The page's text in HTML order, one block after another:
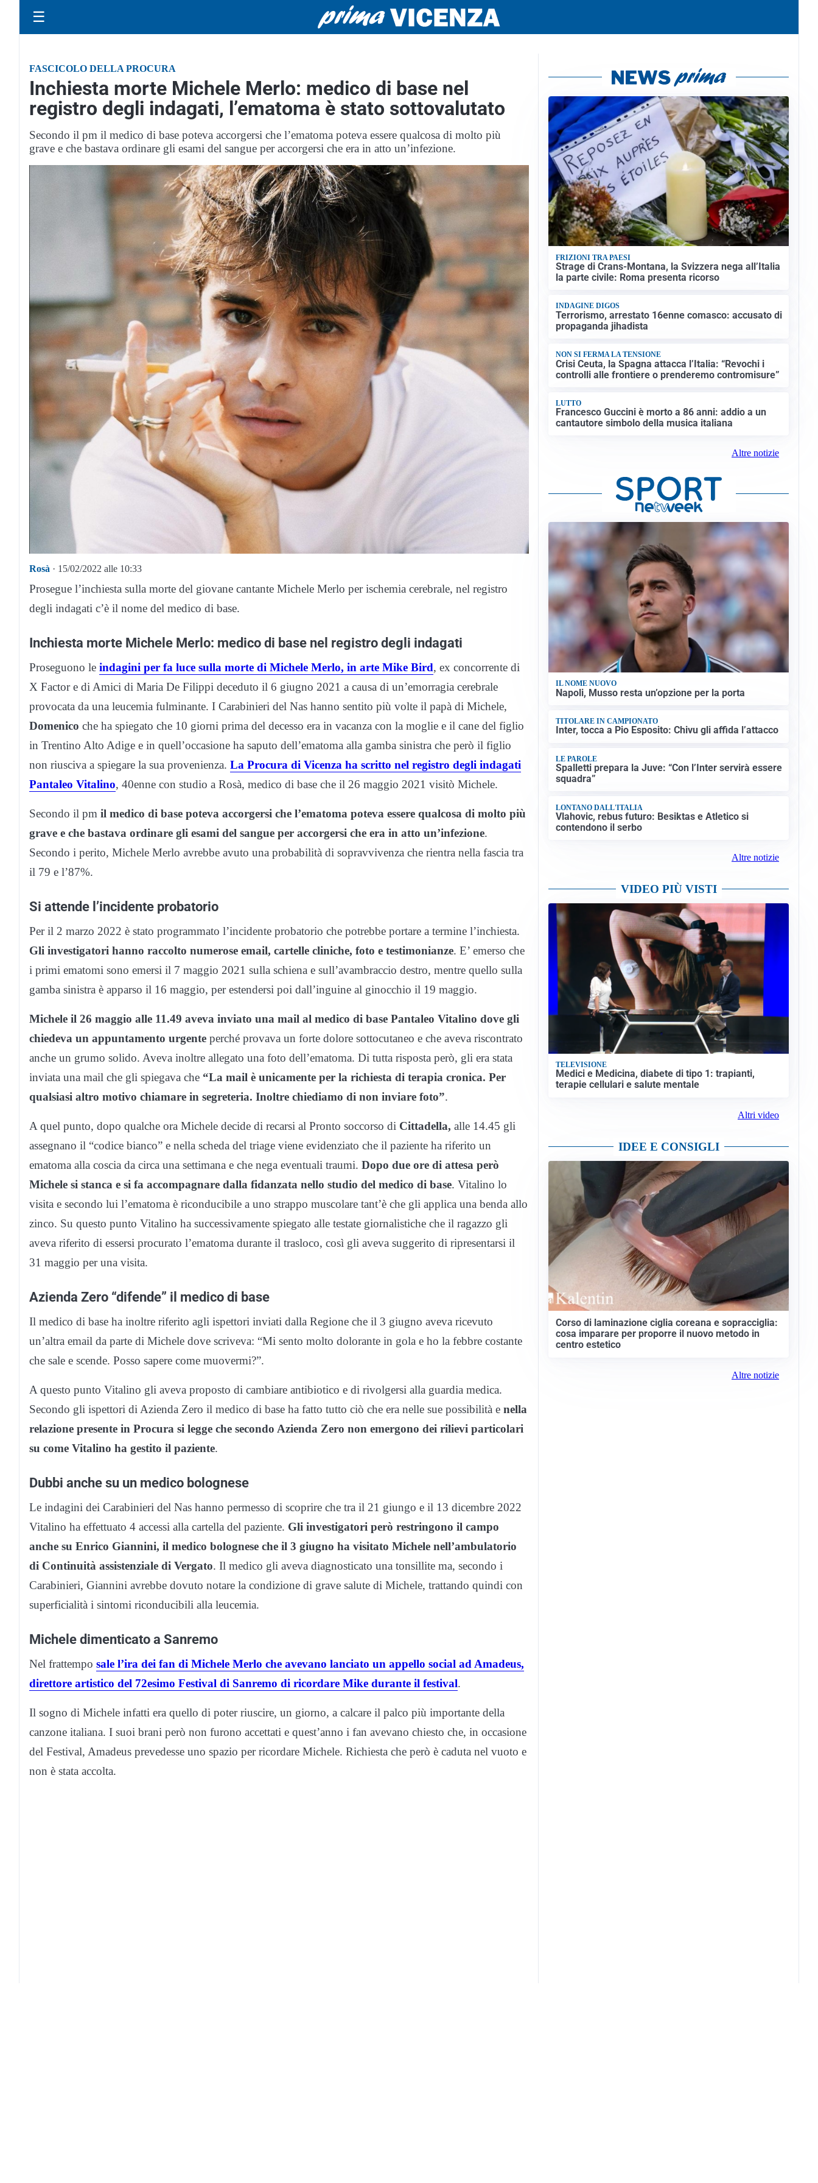
☰
FASCICOLO DELLA PROCURA
Inchiesta morte Michele Merlo: medico di base nel
registro degli indagati, l’ematoma è stato sottovalutato
Secondo il pm il medico di base poteva accorgersi che l’ematoma poteva essere qualcosa di molto più
grave e che bastava ordinare gli esami del sangue per accorgersi che era in atto un’infezione.
Rosà · 15/02/2022 alle 10:33
Prosegue l’inchiesta sulla morte del giovane cantante Michele Merlo per ischemia cerebrale, nel registro
degli indagati c’è il nome del medico di base.
Inchiesta morte Michele Merlo: medico di base nel registro degli indagati
Proseguono le indagini per fa luce sulla morte di Michele Merlo, in arte Mike Bird, ex concorrente di
X Factor e di Amici di Maria De Filippi deceduto il 6 giugno 2021 a causa di un’emorragia cerebrale
provocata da una leucemia fulminante. I Carabinieri del Nas hanno sentito più volte il papà di Michele,
Domenico che ha spiegato che 10 giorni prima del decesso era in vacanza con la moglie e il cane del figlio
in Trentino Alto Adige e in quell’occasione ha saputo dell’ematoma alla gamba sinistra che però il figlio
non riusciva a spiegare la sua provenienza. La Procura di Vicenza ha scritto nel registro degli indagati
Pantaleo Vitalino, 40enne con studio a Rosà, medico di base che il 26 maggio 2021 visitò Michele.
Secondo il pm il medico di base poteva accorgersi che l’ematoma poteva essere qualcosa di molto più
grave e che bastava ordinare gli esami del sangue per accorgersi che era in atto un’infezione.
Secondo i perito, Michele Merlo avrebbe avuto una probabilità di sopravvivenza che rientra nella fascia tra
il 79 e l’87%.
Si attende l’incidente probatorio
Per il 2 marzo 2022 è stato programmato l’incidente probatorio che potrebbe portare a termine l’inchiesta.
Gli investigatori hanno raccolto numerose email, cartelle cliniche, foto e testimonianze. E’ emerso che
i primi ematomi sono emersi il 7 maggio 2021 sulla schiena e sull’avambraccio destro, mentre quello sulla
gamba sinistra è apparso il 16 maggio, per estendersi poi dall’inguine al ginocchio il 19 maggio.
Michele il 26 maggio alle 11.49 aveva inviato una mail al medico di base Pantaleo Vitalino dove gli
chiedeva un appuntamento urgente perché provava un forte dolore sottocutaneo e che aveva riscontrato
anche un grumo solido. Aveva inoltre allegato una foto dell’ematoma. Di tutta risposta però, gli era stata
inviata una mail che gli spiegava che “La mail è unicamente per la richiesta di terapia cronica. Per
qualsiasi altro motivo chiamare in segreteria. Inoltre chiediamo di non inviare foto”.
A quel punto, dopo qualche ora Michele decide di recarsi al Pronto soccorso di Cittadella, alle 14.45 gli
assegnano il “codice bianco” e nella scheda del triage viene evidenziato che il paziente ha riferito un
ematoma alla coscia da circa una settimana e che nega eventuali traumi. Dopo due ore di attesa però
Michele si stanca e si fa accompagnare dalla fidanzata nello studio del medico di base. Vitalino lo
visita e secondo lui l’ematoma è riconducibile a uno strappo muscolare tant’è che gli applica una benda allo
zinco. Su questo punto Vitalino ha successivamente spiegato alle testate giornalistiche che il ragazzo gli
aveva riferito di essersi procurato l’ematoma durante il trasloco, così gli aveva suggerito di ripresentarsi il
31 maggio per una visita.
Azienda Zero “difende” il medico di base
Il medico di base ha inoltre riferito agli ispettori inviati dalla Regione che il 3 giugno aveva ricevuto
un’altra email da parte di Michele dove scriveva: “Mi sento molto dolorante in gola e ho la febbre costante
che sale e scende. Posso sapere come muovermi?”.
A questo punto Vitalino gli aveva proposto di cambiare antibiotico e di rivolgersi alla guardia medica.
Secondo gli ispettori di Azienda Zero il medico di base ha fatto tutto ciò che era nelle sue possibilità e nella
relazione presente in Procura si legge che secondo Azienda Zero non emergono dei rilievi particolari
su come Vitalino ha gestito il paziente.
Dubbi anche su un medico bolognese
Le indagini dei Carabinieri del Nas hanno permesso di scoprire che tra il 21 giungo e il 13 dicembre 2022
Vitalino ha effettuato 4 accessi alla cartella del paziente. Gli investigatori però restringono il campo
anche su Enrico Giannini, il medico bolognese che il 3 giugno ha visitato Michele nell’ambulatorio
di Continuità assistenziale di Vergato. Il medico gli aveva diagnosticato una tonsillite ma, secondo i
Carabinieri, Giannini avrebbe dovuto notare la condizione di grave salute di Michele, trattando quindi con
superficialità i sintomi riconducibili alla leucemia.
Michele dimenticato a Sanremo
Nel frattempo sale l’ira dei fan di Michele Merlo che avevano lanciato un appello social ad Amadeus,
direttore artistico del 72esimo Festival di Sanremo di ricordare Mike durante il festival.
Il sogno di Michele infatti era quello di poter riuscire, un giorno, a calcare il palco più importante della
canzone italiana. I suoi brani però non furono accettati e quest’anno i fan avevano chiesto che, in occasione
del Festival, Amadeus prevedesse uno spazio per ricordare Michele. Richiesta che però è caduta nel vuoto e
non è stata accolta.
FRIZIONI TRA PAESI
Strage di Crans-Montana, la Svizzera nega all’Italia
la parte civile: Roma presenta ricorso
INDAGINE DIGOS
Terrorismo, arrestato 16enne comasco: accusato di
propaganda jihadista
NON SI FERMA LA TENSIONE
Crisi Ceuta, la Spagna attacca l’Italia: “Revochi i
controlli alle frontiere o prenderemo contromisure”
LUTTO
Francesco Guccini è morto a 86 anni: addio a un
cantautore simbolo della musica italiana
Altre notizie
IL NOME NUOVO
Napoli, Musso resta un’opzione per la porta
TITOLARE IN CAMPIONATO
Inter, tocca a Pio Esposito: Chivu gli affida l’attacco
LE PAROLE
Spalletti prepara la Juve: “Con l’Inter servirà essere
squadra”
LONTANO DALL'ITALIA
Vlahovic, rebus futuro: Besiktas e Atletico si
contendono il serbo
Altre notizie
VIDEO PIÙ VISTI
TELEVISIONE
Medici e Medicina, diabete di tipo 1: trapianti,
terapie cellulari e salute mentale
Altri video
IDEE E CONSIGLI
Corso di laminazione ciglia coreana e sopracciglia:
cosa imparare per proporre il nuovo metodo in
centro estetico
Altre notizie